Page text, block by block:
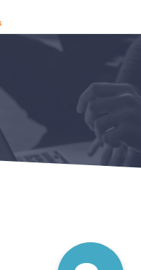
SEO tools reviews
Marketeer bij jou in de
Offerte
1. Seo voor beginners
2. Onderzoeken +